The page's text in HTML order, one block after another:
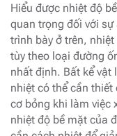
Hiểu được nhiệt độ
quan trọng đối với
trình bày ở trên,
tùy theo loại đường
nhất định. Bất kể vật
nhiệt có thể cần
cơ bỏng khi làm việc
nhiệt độ bề mặt của